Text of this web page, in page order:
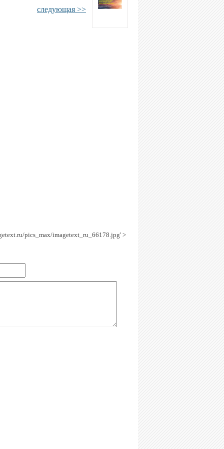
следующая >>
pics_max/imagetext_ru_66178.jpg' >